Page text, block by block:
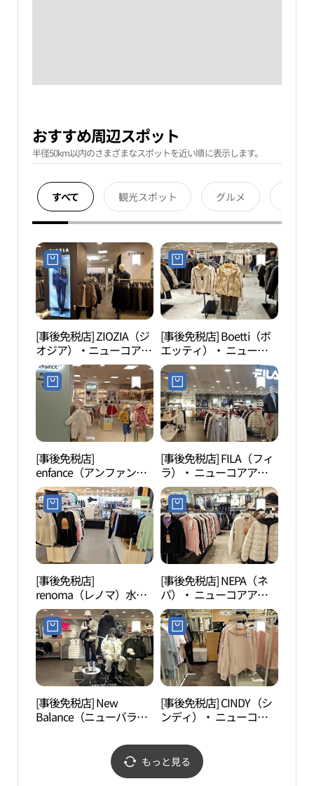
おすすめ周辺スポット
半径50km以内のさまざまなスポットを近い順に表示します。
すべて 観光スポット グルメ
[事後免税店] ZIOZIA（ジ
オジア）・ニューコアア
ウトレット・ピョンチョ
ン（坪村）店 (지오지아
뉴코아아울렛 평촌점)
[事後免税店] Boetti（ボ
エッティ）・ ニューコ
アアウトレットピョンチ
ョン（坪村）店(보에띠
뉴코아아울렛 평촌점)
[事後免税店]
enfance（アンファン
ス）・ ニューコアアウ
トレットピョンチョン
（坪村）店(앙팡스 뉴코
아아울렛 평촌점)
[事後免税店] FILA（フィ
ラ）・ ニューコアアウ
トレットピョンチョン
（坪村）店(휠라 뉴코아
아울렛 평촌점)
[事後免税店]
renoma（レノマ）水
着・ ニューコアアウト
レットピョンチョン（坪
村）店(레노마수영복 뉴
코아아울렛 평촌점)
[事後免税店] NEPA（ネ
パ）・ ニューコアアウ
トレットピョンチョン
（坪村）店(네파 뉴코아
아울렛 평촌점)
[事後免税店] New
Balance（ニューバラン
トレットピョンチョン
（坪村）店(뉴발란스 뉴
코아아울렛 평촌점)
[事後免税店] CINDY（シ
ンディ）・ ニューコア
ン（坪村）店(신디 뉴코
아아울렛 평촌점)
もっと見る